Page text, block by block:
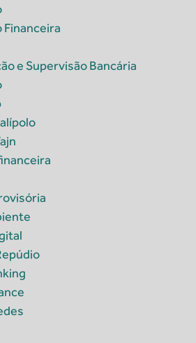
Financeira
e Supervisão Bancária